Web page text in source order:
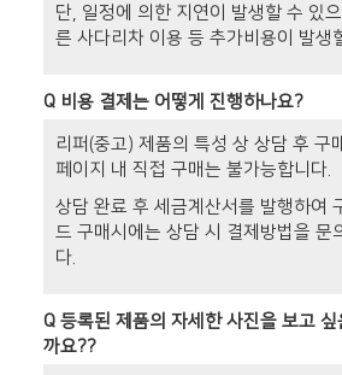
단, 일정에 의한 지연이 발생할 수 있
른 사다리차 이용 등 추가비용이 발생
Q비용 결제는 어떻게 진행하나요?
리퍼(중고) 제품의 특성 상 상담 후 구
페이지 내 직접 구매는 불가능합니다.
상담 완료 후 세금계산서를 발행하여
드 구매시에는 상담 시 결제방법을 문
다.
Q등록된 제품의 자세한 사진을 보고
까요??